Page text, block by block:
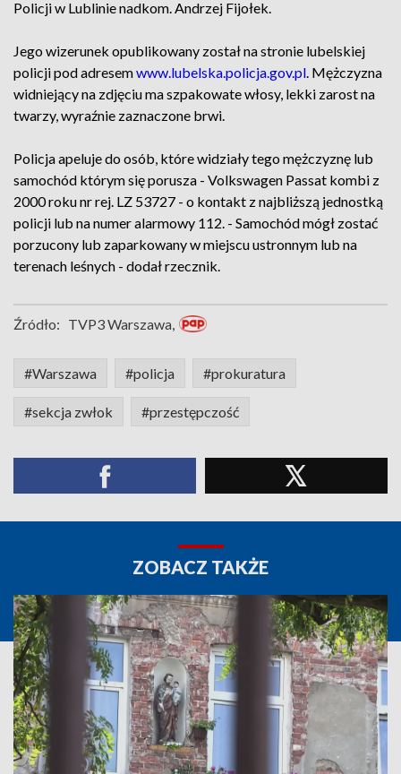
Policji w Lublinie nadkom. Andrzej Fijołek.
Jego wizerunek opublikowany został na stronie lubelskiej
policji pod adresemwww.lubelska.policja.gov.pl. Mężczyzna
widniejący na zdjęciu ma szpakowate włosy, lekki zarost na
twarzy, wyraźnie zaznaczone brwi.
Policja apeluje do osób, które widziały tego mężczyznę lub
samochód którym się porusza - Volkswagen Passat kombi z
2000 roku nr rej. LZ 53727 - o kontakt z najbliższą jednostką
policji lub na numer alarmowy 112. - Samochód mógł zostać
porzucony lub zaparkowany w miejscu ustronnym lub na
terenach leśnych - dodał rzecznik.
Źródło: TVP3 Warszawa,
#Warszawa #policja #prokuratura
#sekcja zwłok #przestępczość
ZOBACZ TAKŻE